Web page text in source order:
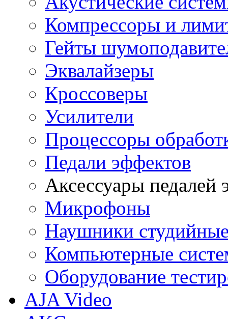
Компрессоры и
Гейты
Эквалайзеры
Кроссоверы
Усилители
Процессоры
Педали эффектов
Аксессуары педалей
Микрофоны
Наушники
Компьютерные
Оборудование
AJA Video